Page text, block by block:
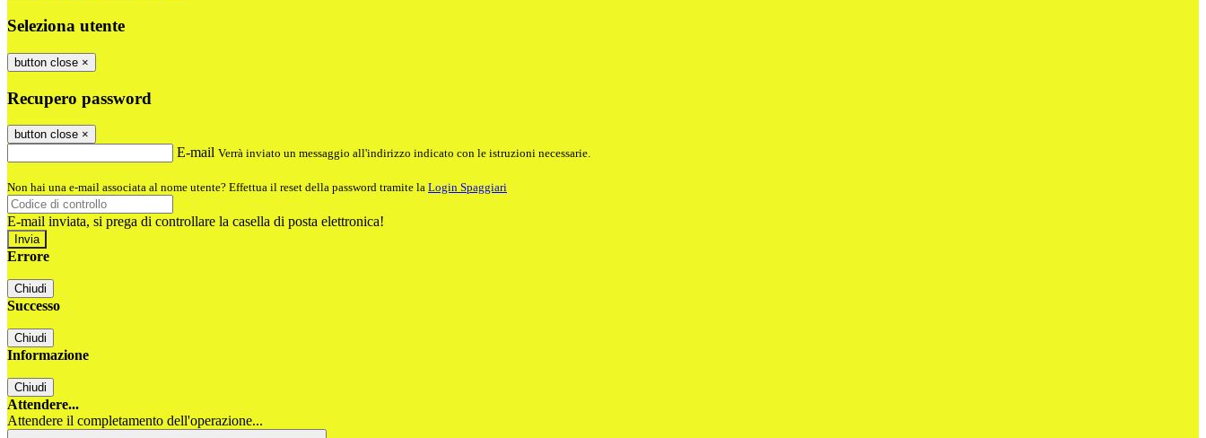
Seleziona utente
button close ×
Recupero password
button close ×
E-mail Verrà inviato un messaggio all'indirizzo indicato con le istruzioni necessarie.
Non hai una e-mail associata al nome utente? Effettua il reset della password tramite la Login Spaggiari
E-mail inviata, si prega di controllare la casella di posta elettronica!
Errore
Chiudi
Successo
Chiudi
Informazione
Chiudi
Attendere...
Attendere il completamento dell'operazione...